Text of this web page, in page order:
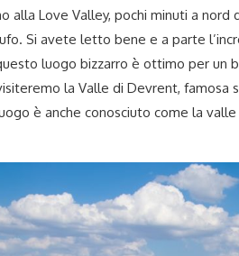
alla Love Valley, pochi minuti a
Si avete letto bene e a parte
luogo bizzarro è ottimo per un
la Valle di Devrent, famosa
è anche conosciuto come la